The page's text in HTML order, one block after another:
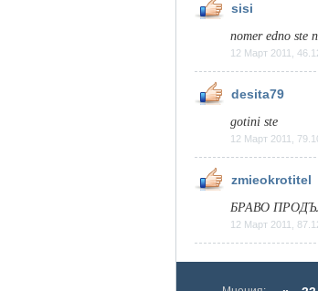
sisi
nomer edno ste
12 Март 2011,
desita79
gotini ste
12 Март 2011,
zmieokrotitel
БРАВО
12 Март 2011,